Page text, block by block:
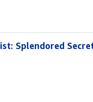
Splendored